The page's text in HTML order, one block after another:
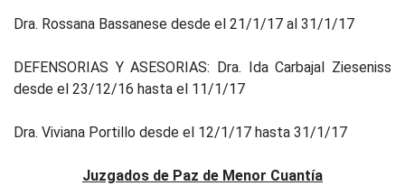
Dra. Rossana Bassanese desde el 21/1/17 al 31/1/17
DEFENSORIAS Y ASESORIAS: Dra. Ida Carbajal Zieseniss
desde el 23/12/16 hasta el 11/1/17
Dra. Viviana Portillo desde el 12/1/17 hasta 31/1/17
Juzgados de Paz de Menor Cuantía